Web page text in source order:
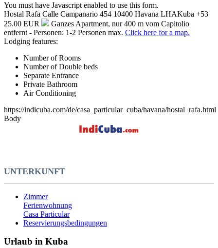
You must have Javascript enabled to use this form.
Hostal Rafa Calle Campanario 454 10400 Havana LHAKuba +53
25.00 EUR
Ganzes Apartment, nur 400 m vom Capitolio
entfernt - Personen: 1-2 Personen max. Click here for a map.
Lodging features:
Number of Rooms
Number of Double beds
Separate Entrance
Private Bathroom
Air Conditioning
https://indicuba.com/de/casa_particular_cuba/havana/hostal_rafa.html
Body
UNTERKUNFT
Zimmer
Ferienwohnung
Casa Particular
Reservierungsbedingungen
Urlaub in Kuba